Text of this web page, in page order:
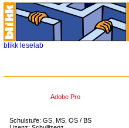
blikk leselab
Adobe Pro
Schulstufe: GS, MS, OS / BS